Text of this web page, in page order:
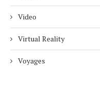
Video
Virtual Reality
Voyages